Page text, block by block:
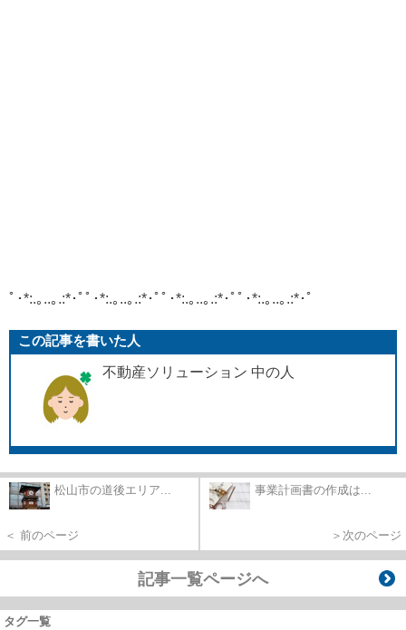
ﾟ･*:.｡..｡.:*･ﾟﾟ･*:.｡..｡.:*･ﾟﾟ･*:.｡..｡.:*･ﾟﾟ･*:.｡..｡.:*･ﾟ
この記事を書いた人
不動産ソリューション 中の人
松山市の道後エリア...
＜ 前のページ
事業計画書の作成は...
＞次のページ
記事一覧ページへ
タグ一覧